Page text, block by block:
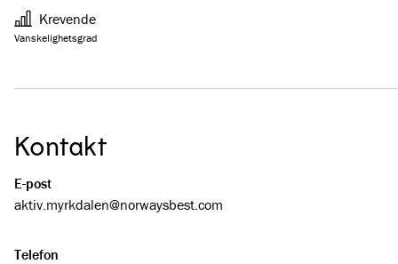
Vanskelighetsgrad
Krevende
Kontakt
E-post
aktiv.myrkdalen@­norwaysbest.com
Telefon